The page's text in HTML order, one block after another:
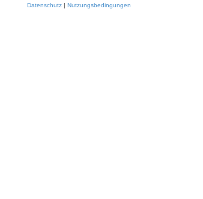
Datenschutz| Nutzungsbedingungen